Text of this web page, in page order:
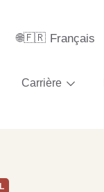
🌐🇫🇷 Français
Carrière